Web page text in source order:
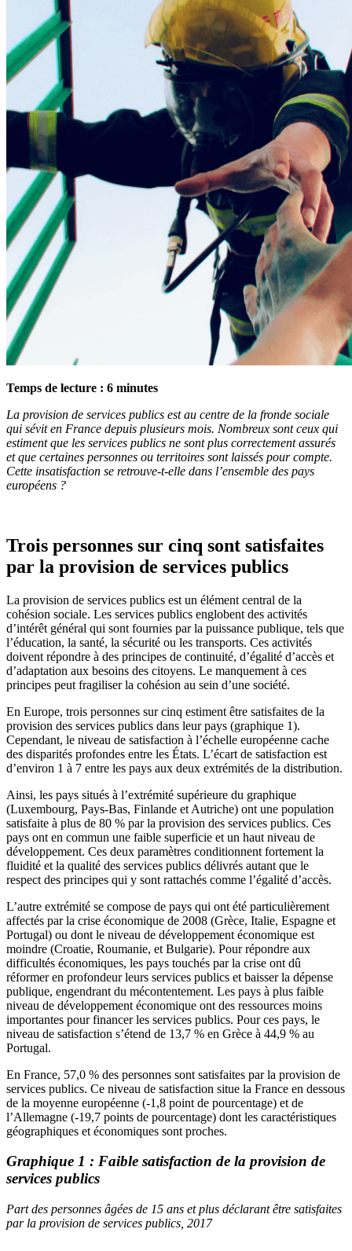
Temps de lecture : 6 minutes
La provision de services publics est au centre de la fronde sociale
qui sévit en France depuis plusieurs mois. Nombreux sont ceux qui
estiment que les services publics ne sont plus correctement assurés
et que certaines personnes ou territoires sont laissés pour compte.
Cette insatisfaction se retrouve-t-elle dans l’ensemble des pays
européens ?
Trois personnes sur cinq sont satisfaites
par la provision de services publics
La provision de services publics est un élément central de la
cohésion sociale. Les services publics englobent des activités
d’intérêt général qui sont fournies par la puissance publique, tels que
l’éducation, la santé, la sécurité ou les transports. Ces activités
doivent répondre à des principes de continuité, d’égalité d’accès et
d’adaptation aux besoins des citoyens. Le manquement à ces
principes peut fragiliser la cohésion au sein d’une société.
En Europe, trois personnes sur cinq estiment être satisfaites de la
provision des services publics dans leur pays (graphique 1).
Cependant, le niveau de satisfaction à l’échelle européenne cache
des disparités profondes entre les États. L’écart de satisfaction est
d’environ 1 à 7 entre les pays aux deux extrémités de la distribution.
Ainsi, les pays situés à l’extrémité supérieure du graphique
(Luxembourg, Pays-Bas, Finlande et Autriche) ont une population
satisfaite à plus de 80 % par la provision des services publics. Ces
pays ont en commun une faible superficie et un haut niveau de
développement. Ces deux paramètres conditionnent fortement la
fluidité et la qualité des services publics délivrés autant que le
respect des principes qui y sont rattachés comme l’égalité d’accès.
L’autre extrémité se compose de pays qui ont été particulièrement
affectés par la crise économique de 2008 (Grèce, Italie, Espagne et
Portugal) ou dont le niveau de développement économique est
moindre (Croatie, Roumanie, et Bulgarie). Pour répondre aux
difficultés économiques, les pays touchés par la crise ont dû
réformer en profondeur leurs services publics et baisser la dépense
publique, engendrant du mécontentement. Les pays à plus faible
niveau de développement économique ont des ressources moins
importantes pour financer les services publics. Pour ces pays, le
niveau de satisfaction s’étend de 13,7 % en Grèce à 44,9 % au
Portugal.
En France, 57,0 % des personnes sont satisfaites par la provision de
services publics. Ce niveau de satisfaction situe la France en dessous
de la moyenne européenne (-1,8 point de pourcentage) et de
l’Allemagne (-19,7 points de pourcentage) dont les caractéristiques
géographiques et économiques sont proches.
Graphique 1 : Faible satisfaction de la provision de
services publics
Part des personnes âgées de 15 ans et plus déclarant être satisfaites
par la provision de services publics, 2017